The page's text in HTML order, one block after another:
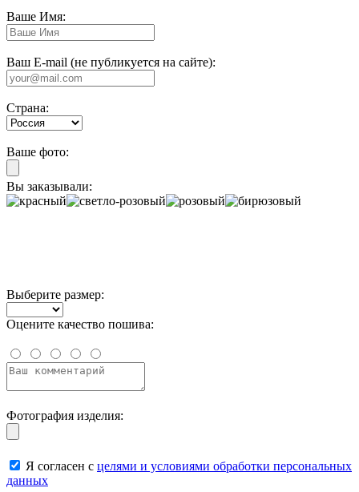
Ваше Имя:
Ваш E-mail (не публикуется на сайте):
Страна:
Ваше фото:
Вы заказывали:
Выберите размер:
Оцените качество пошива:
Фотография изделия:
Я согласен с целями и условиями обработки персональных
данных